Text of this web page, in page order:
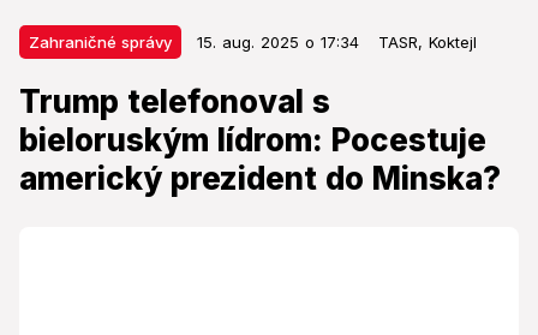
Zahraničné správy 15. aug. 2025 o 17:34 TASR, Koktejl
Trump telefonoval s
bieloruským lídrom: Pocestuje
americký prezident do Minska?
Zahraničné správy 15. aug. 2025 o 17:34
Trump telefonoval s bieloruským
lídrom: Pocestuje americký
prezident do Minska?